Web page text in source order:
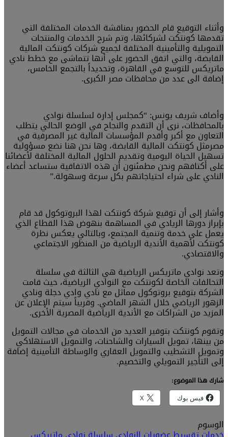
وأثناء التوقيع قام الحضور بمناقشة الخدمات المختلفة التي
تقدمها كونتكت لشركائها، وتم شرح الخدمات والمنتجات
التمويلية والتأمينية المختلفة لجميع شركات كونتكت المالية
القابضة، والتي اتفق الحضور على أنها تتماشى مع خطط نادي
ماتريكس للتوسع في القاهرة، وتحديداً بالتجمع الخامس،
إضافة الى عدد من محافظات مصر الكبرى.
وأضاف شريف يونس: “كمجلس إدارة لسلسلة نوادي
بالمحافظات، نرى أن التقدم والنجاح في الوضع الحالي يتطلب
التعاون مع أكبر وأقدم المؤسسات المالية غير المصرفية في
مصرمثل كونتكت المالية القابضة، وها نحن هنا نضع مسؤولية
تسهيل الحياة اليومية وتقديم الحلول المالية المختلفة لأعضائنا
على أكتافهم ونحن مطمئنون أن هذه الاتفاقية ستساعد أعضاء
النادي على شراء احتياجاتهم بكل سرعة وسهولة.”
وأشار إلى أن توقيع شركة كونتكت لهذا البروتوكول قد قام
بإبراز دورها الريادي في المساهمة بنهوض هذا القطاع الذي
يعمل على خدمة وتنمية المجتمع، وبالتالي يعكس نظرة
كونتكت لأهمية الأندية الرياضية من المنظور الاجتماعي
والاقتصادي.
وتعد نوادي ماتريكس الرياضية هي الثالثة في سلسلة
التحالفات الخاصة لكونتكت مع النوادي الرياضية، حيث قامت
الشركة بتوقيع بروتوكول مماثل مع نادي وادي دجلة ونادي
الزهور الرياضي خلال الشهر الماضي. وقريباً سيتم الإعلان عن
المزيد من الشراكات مع الأندية الرياضية المصرية الأخرى.
وتقوم كونتكت بتوفير العديد من الخدمات في مجالات التمويل
من بينها، تمويل السيارات والشاحنات، والتمويل الاستهلاكي
وتمويل التشطيب والتمويل العقاري والوساطة التأمينية إضافة
إلى التأجير التمويلي والتخصيم.
شارك هذا الموضوع:
فيس بوك X
الوسوم